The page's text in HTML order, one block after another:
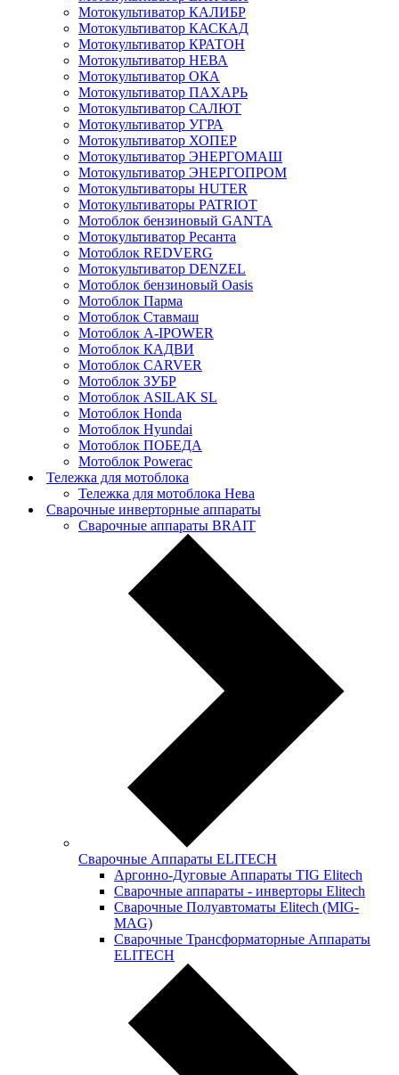
Мотокультиватор КАЛИБР
Мотокультиватор КАСКАД
Мотокультиватор КРАТОН
Мотокультиватор НЕВА
Мотокультиватор ОКА
Мотокультиватор ПАХАРЬ
Мотокультиватор САЛЮТ
Мотокультиватор УГРА
Мотокультиватор ХОПЕР
Мотокультиватор ЭНЕРГОМАШ
Мотокультиватор ЭНЕРГОПРОМ
Мотокультиваторы HUTER
Мотокультиваторы PATRIOT
Мотоблок бензиновый GANTA
Мотокультиватор Ресанта
Мотоблок REDVERG
Мотокультиватор DENZEL
Мотоблок бензиновый Oasis
Мотоблок Парма
Мотоблок Ставмаш
Мотоблок A-IPOWER
Мотоблок КАДВИ
Мотоблок CARVER
Мотоблок ЗУБР
Мотоблок ASILAK SL
Мотоблок Нonda
Мотоблок Нyundai
Мотоблок ПОБЕДА
Мотоблок Powerac
Тележка для мотоблока
Тележка для мотоблока Нева
Сварочные инверторные аппараты
Сварочные аппараты BRAIT
Сварочные Аппараты ELITECH
Аргонно-Дуговые Аппараты TIG Elitech
Сварочные аппараты - инверторы Elitech
Сварочные Полуавтоматы Elitech (MIG-
MAG)
Сварочные Трансформаторные Аппараты
ELITECH